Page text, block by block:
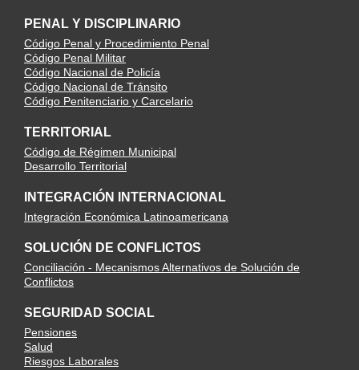
PENAL Y DISCIPLINARIO
Código Penal y Procedimiento Penal
Código Penal Militar
Código Nacional de Policía
Código Nacional de Tránsito
Código Penitenciario y Carcelario
TERRITORIAL
Código de Régimen Municipal
Desarrollo Territorial
INTEGRACIÓN INTERNACIONAL
Integración Económica Latinoamericana
SOLUCIÓN DE CONFLICTOS
Conciliación - Mecanismos Alternativos de Solución de
Conflictos
SEGURIDAD SOCIAL
Pensiones
Salud
Riesgos Laborales